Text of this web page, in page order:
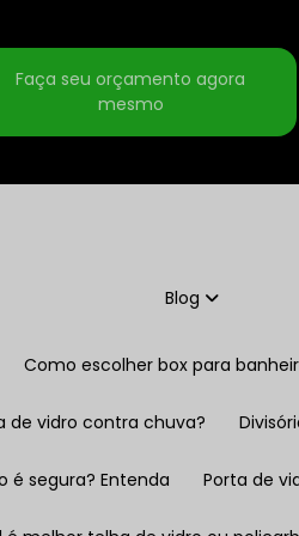
Faça seu orçamento agora
mesmo
Blog
Como escolher box para
de vidro contra chuva?
é segura? Entenda Porta de